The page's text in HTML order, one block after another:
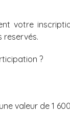
votre
reservés.
?
valeur de 1